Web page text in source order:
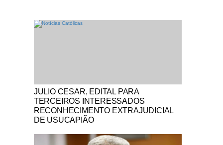
Notícias Católicas
JULIO CESAR, EDITAL PARA
TERCEIROS INTERESSADOS
RECONHECIMENTO EXTRAJUDICIAL
DE USUCAPIÃO